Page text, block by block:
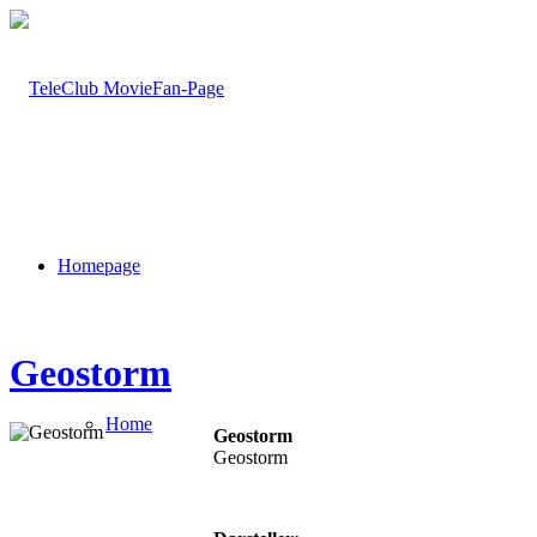
Homepage
Home
Geostorm
Geostorm
Geostorm